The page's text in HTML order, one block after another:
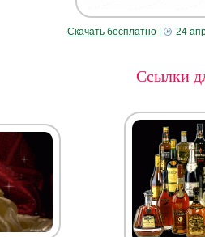
Скачать бесплатно 24
Ссылки